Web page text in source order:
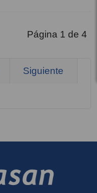
Página 1 de 4
Siguiente